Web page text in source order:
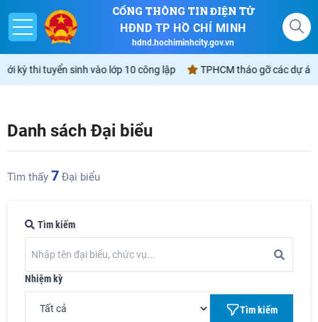
Nghị quyết
Góp ý - Phản ánh
Không gian văn hóa Hồ Chí Minh
CỔNG THÔNG TIN ĐIỆN TỬ
HĐND TP HỒ CHÍ MINH
hdnd.hochiminhcity.gov.vn
thi tuyển sinh vào lớp 10 công lập TPHCM tháo gỡ các dự án tồn
Danh sách Đại biểu
Tìm thấy 7 Đại biểu
Tìm kiếm
Nhiệm kỳ
Tìm kiếm